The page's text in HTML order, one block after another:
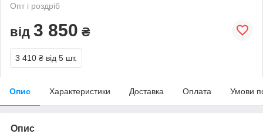
Опт і роздріб
від 3 850 ₴
3 410 ₴ від 5 шт.
Опис Характеристики Доставка Оплата Умови
Опис